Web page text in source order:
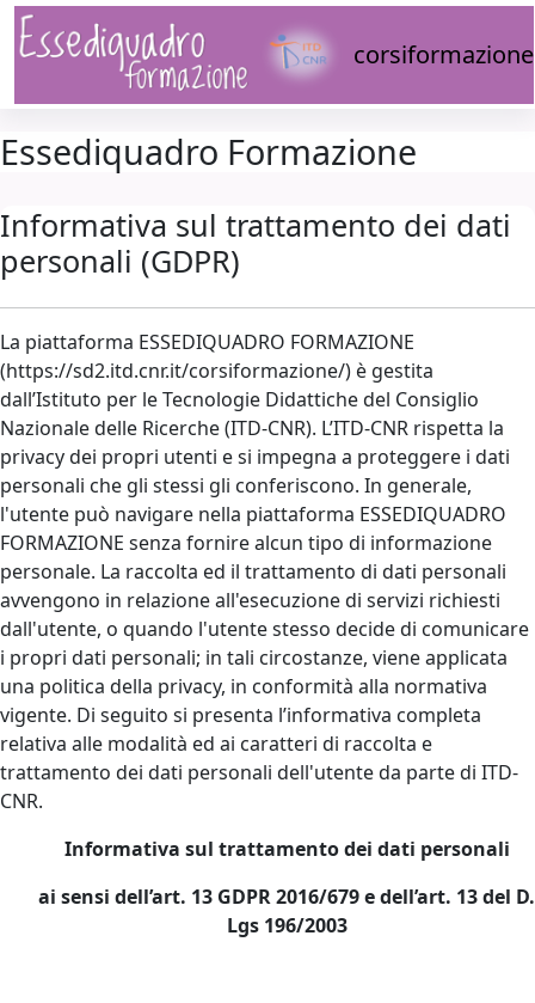
Vai al contenuto principale
corsiformazione
Essediquadro Formazione
Informativa sul trattamento dei dati
personali (GDPR)
La piattaforma ESSEDIQUADRO FORMAZIONE
(https://sd2.itd.cnr.it/corsiformazione/) è gestita
dall’Istituto per le Tecnologie Didattiche del Consiglio
Nazionale delle Ricerche (ITD-CNR). L’ITD-CNR rispetta la
privacy dei propri utenti e si impegna a proteggere i dati
personali che gli stessi gli conferiscono. In generale,
l'utente può navigare nella piattaforma ESSEDIQUADRO
FORMAZIONE senza fornire alcun tipo di informazione
personale. La raccolta ed il trattamento di dati personali
avvengono in relazione all'esecuzione di servizi richiesti
dall'utente, o quando l'utente stesso decide di comunicare
i propri dati personali; in tali circostanze, viene applicata
una politica della privacy, in conformità alla normativa
vigente. Di seguito si presenta l’informativa completa
relativa alle modalità ed ai caratteri di raccolta e
trattamento dei dati personali dell'utente da parte di ITD-
CNR.
Informativa sul trattamento dei dati personali
ai sensi dell’art. 13 GDPR 2016/679 e dell’art. 13 del D.
Lgs 196/2003